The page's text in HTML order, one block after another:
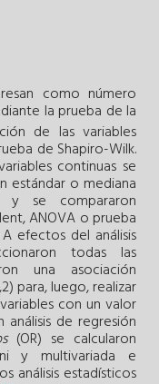
como número
la prueba de la
de las variables
de Shapiro-Wilk.
continuas se
estándar o mediana
y se compararon
ANOVA o prueba
efectos del análisis
todas las
una asociación
para, luego, realizar
con un valor
de regresión
(OR) se calcularon
y multivariada e
análisis estadísticos